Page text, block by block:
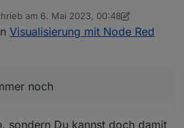
am 6. Mai 2023, 00:48
editiert von mickym5. Juni 2023,
Visualisierung mit Node Red
noch
sondern Du kannst doch damit